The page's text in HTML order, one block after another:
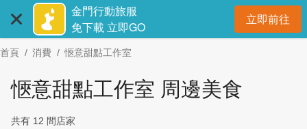
主
要
金門行動旅服
免下載 立即GO
立即前往開
首頁 消費 愜意甜點工作室
愜意甜點工作室 周邊美食
共有 12 間店家